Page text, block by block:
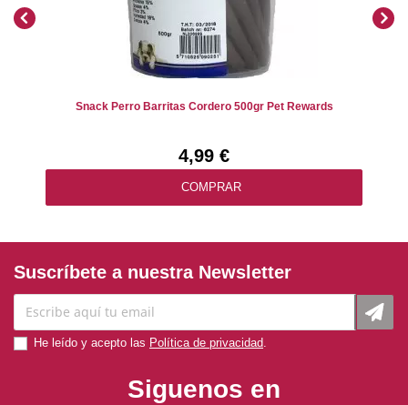
Snack Perro Barritas Cordero 500gr Pet Rewards
4,99 €
COMPRAR
Suscríbete a nuestra Newsletter
He leído y acepto las Política de privacidad
Siguenos en